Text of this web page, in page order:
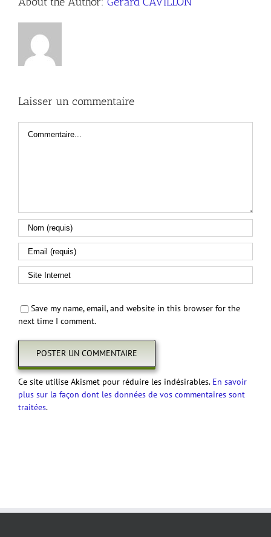
Laisser un commentaire
Save my name, email, and website in this browser for the
next time I comment.
Ce site utilise Akismet pour réduire les indésirables. En savoir
plus sur la façon dont les données de vos commentaires sont
traitées.